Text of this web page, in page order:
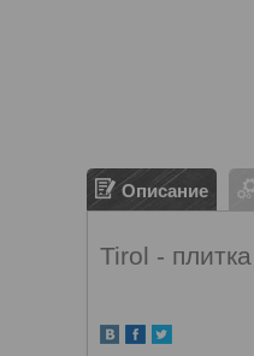
Описание
Tirol -